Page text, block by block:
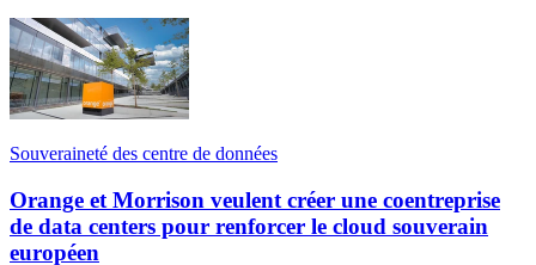
Souveraineté des centre de données
Orange et Morrison veulent créer une coentreprise
de data centers pour renforcer le cloud souverain
européen